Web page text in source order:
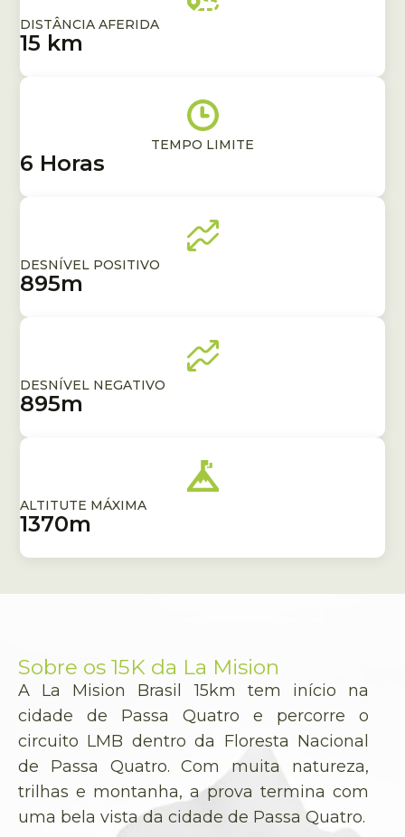
DISTÂNCIA AFERIDA
15 km
TEMPO LIMITE
6 Horas
DESNÍVEL POSITIVO
895m
DESNÍVEL NEGATIVO
895m
ALTITUTE MÁXIMA
1370m
Sobre os 15K da La Mision
A La Mision Brasil 15km tem início na
cidade de Passa Quatro e percorre o
circuito LMB dentro da Floresta Nacional
de Passa Quatro. Com muita natureza,
trilhas e montanha, a prova termina com
uma bela vista da cidade de Passa Quatro.